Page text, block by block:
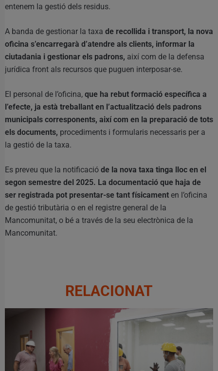
entenem la gestió dels residus.
A banda de gestionar la taxa de recollida i transport, la nova
oficina s’encarregarà d’atendre als clients, informar la
ciutadania i gestionar els padrons, així com de la defensa
jurídica front als recursos que puguen interposar-se.
El personal de l’oficina, que ha rebut formació específica a
l’efecte, ja està treballant en l’actualització dels padrons
municipals corresponents, així com en la preparació de tots
els documents, procediments i formularis necessaris per a
la gestió de la taxa.
Es preveu que la notificació de la nova taxa tinga lloc en el
segon semestre del 2025. La documentació que haja de
ser registrada pot presentar-se tant físicament en l’oficina
de gestió tributària o en el registre general de la
Mancomunitat, o bé a través de la seu electrònica de la
Mancomunitat.
RELACIONAT